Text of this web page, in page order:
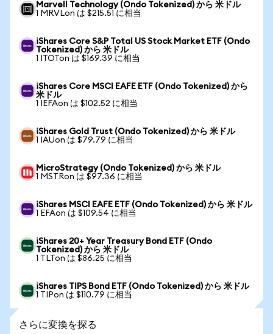
Marvell Technology (Ondo Tokenized) から 米ドル
1 MRVLon は $215.51 に相当
iShares Core S&P Total US Stock Market ETF (Ondo
Tokenized) から 米ドル
1 ITOTon は $169.39 に相当
iShares Core MSCI EAFE ETF (Ondo Tokenized) から
米ドル
1 IEFAon は $102.52 に相当
iShares Gold Trust (Ondo Tokenized) から 米ドル
1 IAUon は $79.79 に相当
MicroStrategy (Ondo Tokenized) から 米ドル
1 MSTRon は $97.36 に相当
iShares MSCI EAFE ETF (Ondo Tokenized) から 米ドル
1 EFAon は $109.54 に相当
iShares 20+ Year Treasury Bond ETF (Ondo
Tokenized) から 米ドル
1 TLTon は $86.25 に相当
iShares TIPS Bond ETF (Ondo Tokenized) から 米ドル
1 TIPon は $110.79 に相当
さらに変換を探る